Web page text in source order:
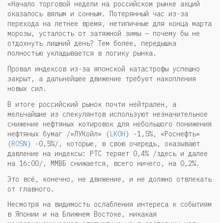
«Начало торговой недели на российском рынке акций
оказалось вялым и сонным. Потерянный час из-за
перехода на летнее время, нетипичные для конца марта
морозы, усталость от затяжной зимы — почему бы не
отдохнуть лишний день? Тем более, передышка
полностью укладывается в логику рынка.
Провал индексов из-за японской катастрофы успешно
закрыт, а дальнейшее движение требует накопления
новых сил.
В итоге российский рынок почти нейтрален, а
мельчайшие из спекулянтов используют незначительное
снижение нефтяных котировок для небольшого понижения
нефтяных бумаг /»ЛУКойл» (LKOH) -1,5%, «Роснефть»
(ROSN) -0,5%/, которые, в свою очередь, оказывают
давление на индексы: РТС теряет 0,4% /здесь и далее
на 16:00/, ММВБ снижается, всего ничего, на 0,2%.
Это всё, конечно, не движение, и не должно отвлекать
от главного.
Несмотря на видимость ослабления интереса к событиям
в Японии и на Ближнем Востоке, никакая